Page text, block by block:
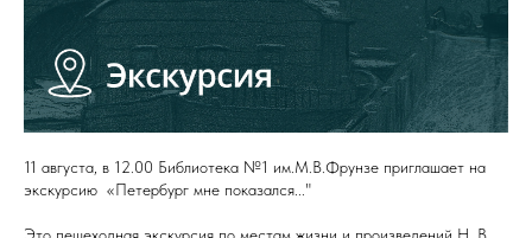
11 августа, в 12.00 Библиотека №1 им.М.В.Фрунзе приглашает на
экскурсию «Петербург мне показался..."
Это пешеходная экскурсия по местам жизни и произведений Н. В.